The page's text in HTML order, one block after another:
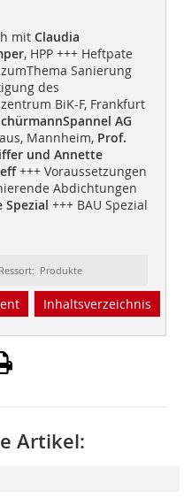
mit Claudia
, HPP +++ Heftpate
Sanierung
des
BiK-F, Frankfurt
AG
Mannheim, Prof.
und Annette
+++ Voraussetzungen
Abdichtungen
Spezial +++ BAU Spezial
Ressort: Produkte
Inhaltsverzeichnis
Artikel: